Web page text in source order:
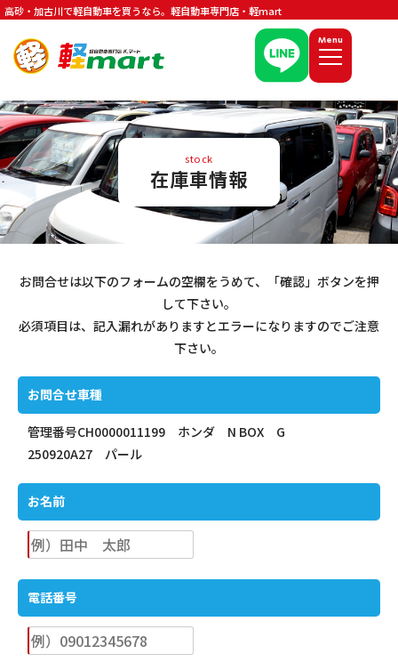
高砂・加古川で軽自動車を買うなら。軽自動車専門店・軽mart
Menu
stock
在庫車情報
お問合せは以下のフォームの空欄をうめて、「確認」ボタンを押
して下さい。
必須項目は、記入漏れがありますとエラーになりますのでご注意
下さい。
お問合せ車種
管理番号CH0000011199 ホンダ N BOX G
250920A27 パール
お名前
電話番号